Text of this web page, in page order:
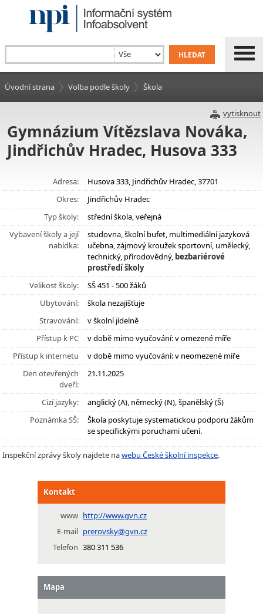
Úvodní strana Volba podle školy Škola
vytisknout
Gymnázium Vítězslava Nováka,
Jindřichův Hradec, Husova 333
Adresa:
Husova 333, Jindřichův Hradec, 37701
Okres:
Jindřichův Hradec
Typ školy:
střední škola, veřejná
Vybavení školy a její
nabídka:
studovna, školní bufet, multimediální jazyková
učebna, zájmový kroužek sportovní, umělecký,
technický, přírodovědný, bezbariérové
prostředí školy
Velikost školy:
SŠ 451 - 500 žáků
Ubytování:
škola nezajišťuje
Stravování:
v školní jídelně
Přístup k PC
v době mimo vyučování: v omezené míře
Přístup k internetu
v době mimo vyučování: v neomezené míře
Den otevřených
dveří:
21.11.2025
Cizí jazyky:
anglický (A), německý (N), španělský (Š)
Poznámka SŠ:
Škola poskytuje systematickou podporu žákům
se specifickými poruchami učení.
Inspekční zprávy školy najdete nawebu České školní inspekce.
Kontakt
www http://www.gvn.cz
E-mail prerovsky@gvn.cz
Telefon 380 311 536
Mapa